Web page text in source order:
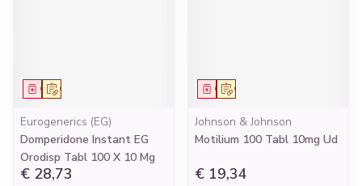
Op voorschrift
Geneesmiddel
Eurogenerics (EG)
Domperidone Instant EG
Orodisp Tabl 100 X 10 Mg
€ 28,73
Op voorschrift
Geneesmiddel
Johnson & Johnson
Motilium 100 Tabl 10mg Ud
€ 19,34